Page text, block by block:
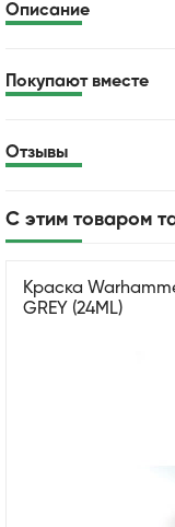
Описание
Покупают вместе
Отзывы
С этим товаром
Краска
GREY (24ML)